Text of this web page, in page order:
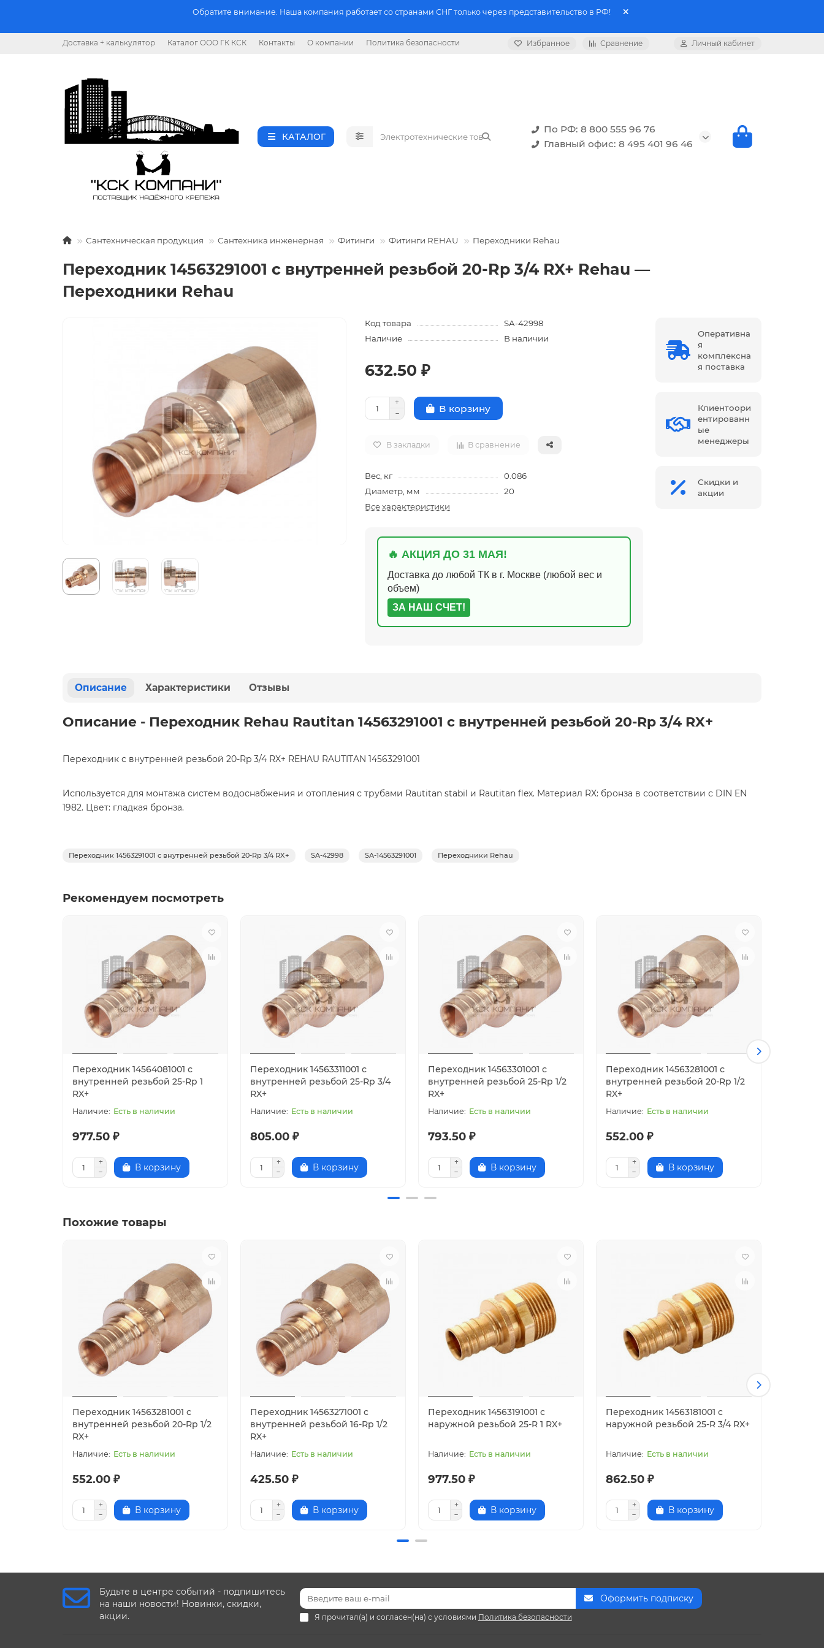
Обратите внимание. Наша компания работает со странами СНГ только через представительство в РФ!
Доставка + калькулятор Каталог ООО ГК КСК Контакты О компании Политика безопасности Избранное Сравнение Личный кабинет
КАТАЛОГ
По РФ: 8 800 555 96 76
Главный офис: 8 495 401 96 46
Сантехническая продукция Сантехника инженерная Фитинги Фитинги REHAU Переходники Rehau
Переходник 14563291001 с внутренней резьбой 20-Rp 3/4 RX+ Rehau —
Переходники Rehau
Код товара
SA-42998
Наличие
В наличии
632.50 ₽
В корзину
В закладки В сравнение
Вес, кг
0.086
Диаметр, мм
20
Все характеристики
🔥 АКЦИЯ ДО 31 МАЯ!
Доставка до любой ТК в г. Москве (любой вес и
объем)
ЗА НАШ СЧЕТ!
Оперативна
я
комплексна
я поставка
Клиентоори
ентированн
ые
менеджеры
Скидки и
акции
Описание Характеристики Отзывы
Описание - Переходник Rehau Rautitan 14563291001 с внутренней резьбой 20-Rp 3/4 RX+
Переходник с внутренней резьбой 20-Rp 3/4 RX+ REHAU RAUTITAN 14563291001
Используется для монтажа систем водоснабжения и отопления с трубами Rautitan stabil и Rautitan flex. Материал RX: бронза в соответствии с DIN EN
1982. Цвет: гладкая бронза.
Переходник 14563291001 с внутренней резьбой 20-Rp 3/4 RX+ SA-42998 SA-14563291001 Переходники Rehau
Рекомендуем посмотреть
Переходник 14564081001 с
внутренней резьбой 25-Rp 1
RX+
Есть в наличии
977.50 ₽
В корзину
Переходник 14563311001 с
внутренней резьбой 25-Rp 3/4
RX+
Есть в наличии
805.00 ₽
В корзину
Переходник 14563301001 с
внутренней резьбой 25-Rp 1/2
RX+
Есть в наличии
793.50 ₽
В корзину
Переходник 14563281001 с
внутренней резьбой 20-Rp 1/2
RX+
Есть в наличии
552.00 ₽
В корзину
Похожие товары
Переходник 14563281001 с
внутренней резьбой 20-Rp 1/2
RX+
Есть в наличии
552.00 ₽
В корзину
Переходник 14563271001 с
внутренней резьбой 16-Rp 1/2
RX+
Есть в наличии
425.50 ₽
В корзину
Переходник 14563191001 с
наружной резьбой 25-R 1 RX+
Есть в наличии
977.50 ₽
В корзину
Переходник 14563181001 с
наружной резьбой 25-R 3/4 RX+
Есть в наличии
862.50 ₽
В корзину
Будьте в центре событий - подпишитесь
на наши новости! Новинки, скидки,
акции.
Оформить подписку
Я прочитал(а) и согласен(на) с условиями Политика безопасности